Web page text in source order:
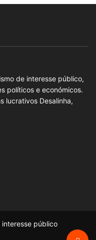
de interesse público,
políticos e económicos.
lucrativos Desalinha,
público